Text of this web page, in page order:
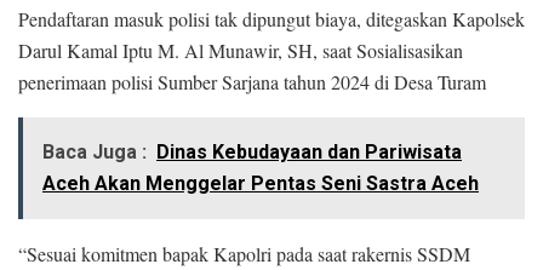
Pendaftaran masuk polisi tak dipungut biaya, ditegaskan Kapolsek
Darul Kamal Iptu M. Al Munawir, SH, saat Sosialisasikan
penerimaan polisi Sumber Sarjana tahun 2024 di Desa Turam
Baca Juga : Dinas Kebudayaan dan Pariwisata
Aceh Akan Menggelar Pentas Seni Sastra Aceh
“Sesuai komitmen bapak Kapolri pada saat rakernis SSDM